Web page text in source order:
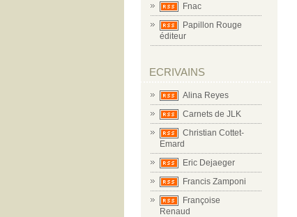
Fnac
Papillon Rouge
éditeur
ECRIVAINS
Alina Reyes
Carnets de JLK
Christian Cottet-
Emard
Eric Dejaeger
Francis Zamponi
Françoise
Renaud